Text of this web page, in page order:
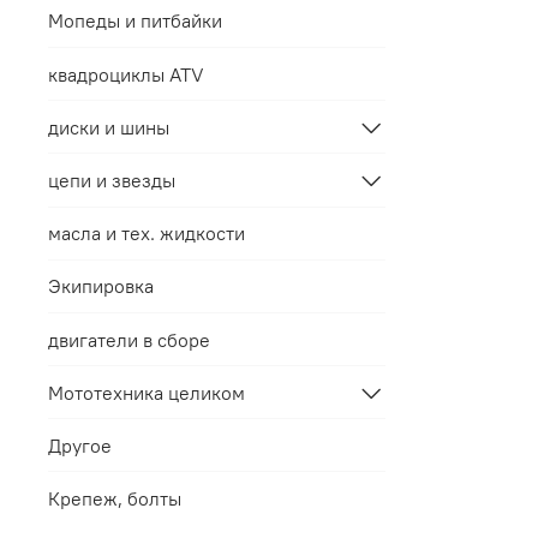
Мопеды и питбайки
квадроциклы ATV
диски и шины
цепи и звезды
масла и тех. жидкости
Экипировка
двигатели в сборе
Мототехника целиком
Другое
Крепеж, болты